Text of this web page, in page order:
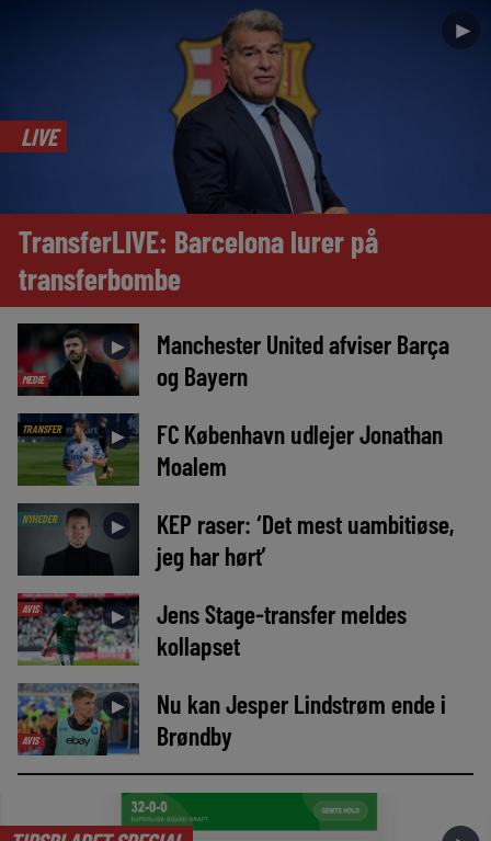
►
LIVE
TransferLIVE: Barcelona lurer på
transferbombe
MEDIE
►
Manchester United afviser Barça
og Bayern
TRANSFER ►
FC København udlejer Jonathan
Moalem
NYHEDER ►
KEP raser: ‘Det mest uambitiøse,
jeg har hørt’
AVIS ►
Jens Stage-transfer meldes
kollapset
AVIS
►
Nu kan Jesper Lindstrøm ende i
Brøndby